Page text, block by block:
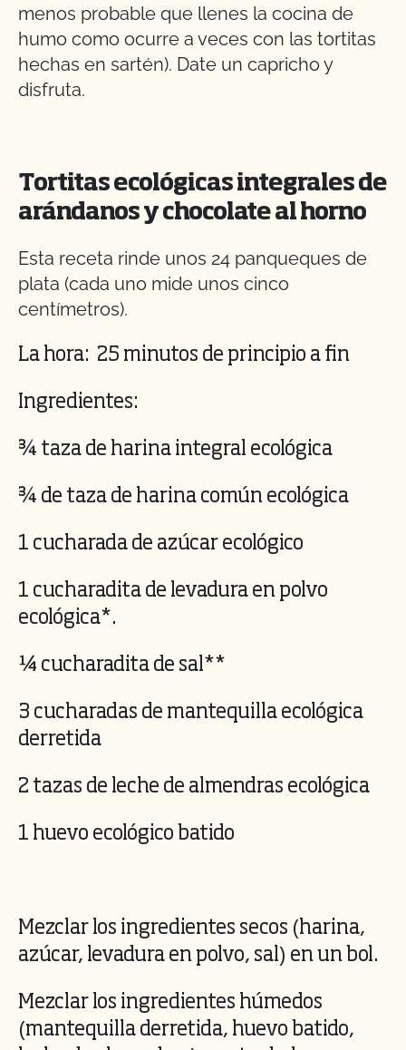
menos probable que llenes la cocina de
humo como ocurre a veces con las tortitas
hechas en sartén). Date un capricho y
disfruta.
Tortitas ecológicas integrales de
arándanos y chocolate al horno
Esta receta rinde unos 24 panqueques de
plata (cada uno mide unos cinco
centímetros).
La hora: 25 minutos de principio a fin
Ingredientes:
¾ taza de harina integral ecológica
¾ de taza de harina común ecológica
1 cucharada de azúcar ecológico
1 cucharadita de levadura en polvo
ecológica*.
¼ cucharadita de sal**
3 cucharadas de mantequilla ecológica
derretida
2 tazas de leche de almendras ecológica
1 huevo ecológico batido
Mezclar los ingredientes secos (harina,
azúcar, levadura en polvo, sal) en un bol.
Mezclar los ingredientes húmedos
(mantequilla derretida, huevo batido,